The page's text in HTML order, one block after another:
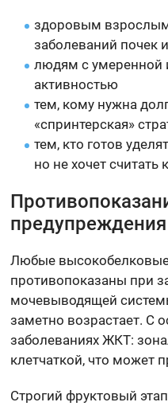
здоровым
заболеваний почек
людям с умеренной
активностью
тем, кому нужна
«спринтерская»
тем, кто готов
но не хочет считать
предупреждения
Любые
противопоказаны при
мочевыводящей
заметно возрастает. С
заболеваниях ЖКТ:
клетчаткой, что может
Строгий фруктовый